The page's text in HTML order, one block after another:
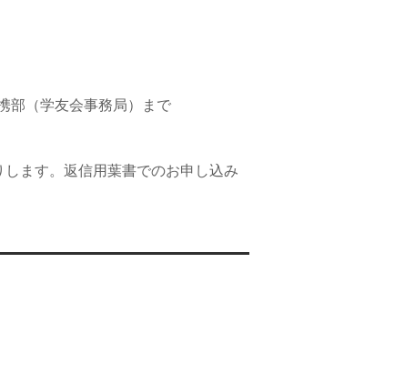
部（学友会事務局）まで
ます。返信用葉書でのお申し込み